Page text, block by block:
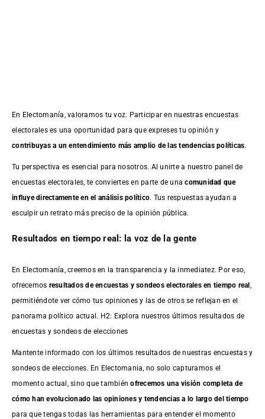
En Electomanía, valoramos tu voz. Participar en nuestras encuestas
electorales es una oportunidad para que expreses tu opinión y
contribuyas a un entendimiento más amplio de las tendencias políticas.
Tu perspectiva es esencial para nosotros. Al unirte a nuestro panel de
encuestas electorales, te conviertes en parte de unacomunidad que
influye directamente en el análisis político. Tus respuestas ayudan a
esculpir un retrato más preciso de la opinión pública.
Resultados en tiempo real: la voz de la gente
En Electomanía, creemos en la transparencia y la inmediatez. Por eso,
ofrecemos resultados deencuestas y sondeos electorales en tiempo real
permitiéndote ver cómo tus opiniones y las de otros se reflejan en el
panorama político actual. H2: Explora nuestros últimos resultados de
encuestas y sondeos de elecciones
Mantente informado con los últimos resultados de nuestras encuestasy
sondeos de elecciones. En Electomania, no solo capturamos el
momento actual, sino que tambiénofrecemos una visión completa de
cómo han evolucionado las opiniones y tendencias a lo largo del tiempo
para que tengas todas las herramientas para entender el momento